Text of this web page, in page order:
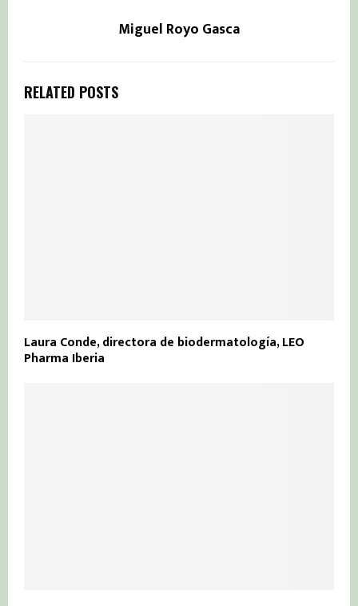
Miguel Royo Gasca
RELATED POSTS
Laura Conde, directora de biodermatología, LEO
Pharma Iberia